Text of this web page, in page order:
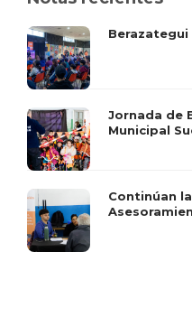
Berazategui
Jornada de
Municipal
Continúan